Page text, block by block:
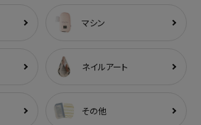
マシン
ネイルアート
その他